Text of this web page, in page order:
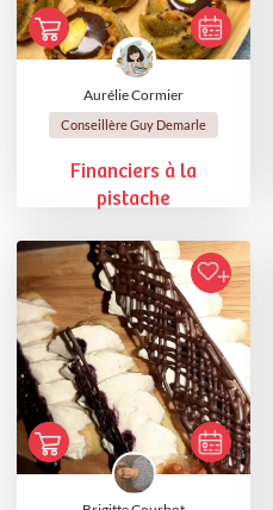
Aurélie Cormier
Conseillère Guy Demarle
Financiers à la
pistache